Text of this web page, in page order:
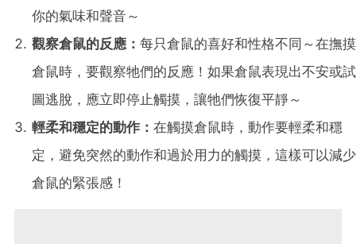
你的氣味和聲音～
觀察倉鼠的反應： 每只倉鼠的喜好和性格不同～在撫摸
倉鼠時，要觀察牠們的反應！如果倉鼠表現出不安或試
圖逃脫，應立即停止觸摸，讓牠們恢復平靜～
輕柔和穩定的動作： 在觸摸倉鼠時，動作要輕柔和穩
定，避免突然的動作和過於用力的觸摸，這樣可以減少
倉鼠的緊張感！